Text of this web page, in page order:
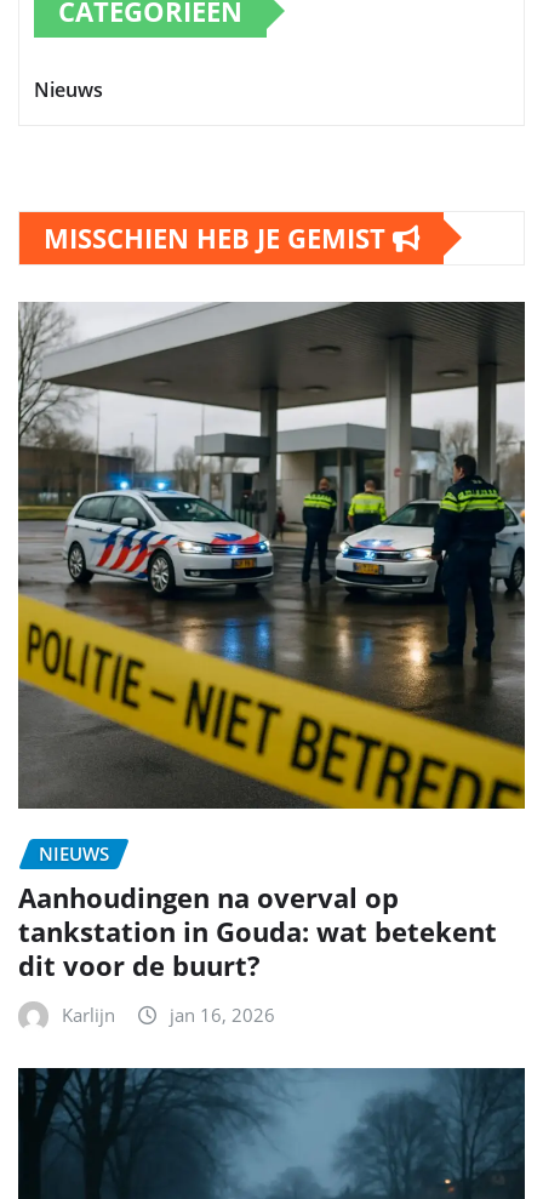
CATEGORIEËN
Nieuws
MISSCHIEN HEB JE GEMIST
NIEUWS
Aanhoudingen na overval op
tankstation in Gouda: wat betekent
dit voor de buurt?
Karlijn jan 16, 2026